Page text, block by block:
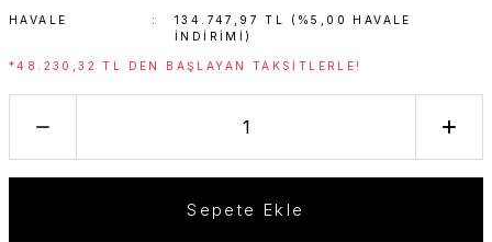
HAVALE
134.747,97 TL (%5,00 HAVALE
INDIRIMI)
*48.230,32 TL DEN BAŞLAYAN TAKSITLERLE!
Sepete Ekle